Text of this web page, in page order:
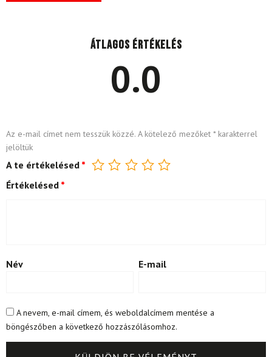
Átlagos értékelés
0.0
Az e-mail címet nem tesszük közzé. A kötelező mezőket *karakterrel
jelöltük
A te értékelésed *
Értékelésed *
Név E-mail
A nevem, e-mail címem, és weboldalcímem mentése a
böngészőben a következő hozzászólásomhoz.